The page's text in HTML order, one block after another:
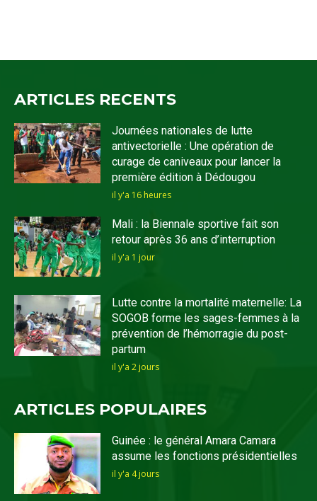
ARTICLES RECENTS
Journées nationales de lutte
antivectorielle : Une opération de
curage de caniveaux pour lancer la
première édition à Dédougou
il y'a 16 heures
Mali : la Biennale sportive fait son
retour après 36 ans d’interruption
il y'a 1 jour
Lutte contre la mortalité maternelle: La
SOGOB forme les sages-femmes à la
prévention de l’hémorragie du post-
partum
il y'a 2 jours
ARTICLES POPULAIRES
Guinée : le général Amara Camara
assume les fonctions présidentielles
il y'a 4 jours